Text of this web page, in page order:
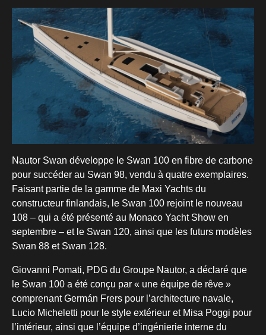
Nautor Swan développe le Swan 100 en fibre de carbone
pour succéder au Swan 98, vendu à quatre exemplaires.
Faisant partie de la gamme de Maxi Yachts du
constructeur finlandais, le Swan 100 rejoint le nouveau
108 – qui a été présenté au Monaco Yacht Show en
septembre – et le Swan 120, ainsi que les futurs modèles
Swan 88 et Swan 128.
Giovanni Pomati, PDG du Groupe Nautor, a déclaré que
le Swan 100 a été conçu par « une équipe de rêve »
comprenant Germán Frers pour l’architecture navale,
Lucio Micheletti pour le style extérieur et Misa Poggi pour
l’intérieur, ainsi que l’équipe d’ingénierie interne du